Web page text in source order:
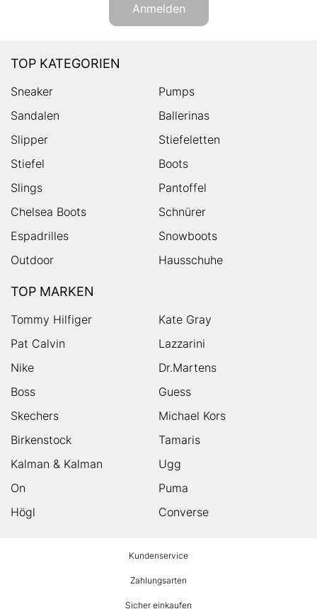
Anmelden
TOP KATEGORIEN
Sneaker
Pumps
Sandalen
Ballerinas
Slipper
Stiefeletten
Stiefel
Boots
Slings
Pantoffel
Chelsea Boots
Schnürer
Espadrilles
Snowboots
Outdoor
Hausschuhe
TOP MARKEN
Tommy Hilfiger
Kate Gray
Pat Calvin
Lazzarini
Nike
Dr.Martens
Boss
Guess
Skechers
Michael Kors
Birkenstock
Tamaris
Kalman & Kalman
Ugg
On
Puma
Högl
Converse
Kundenservice
Zahlungsarten
Sicher einkaufen